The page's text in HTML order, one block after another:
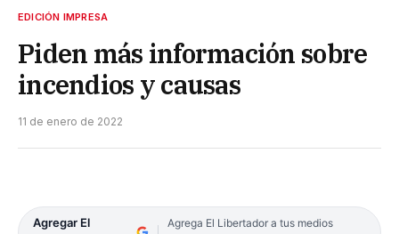
EDICIÓN IMPRESA
Piden más información sobre
incendios y causas
11 de enero de 2022
Agregar El
Agrega El Libertador a tus medios